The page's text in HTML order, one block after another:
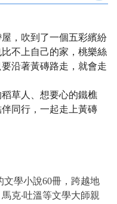
，吹到了一個五彩繽紛
不上自己的家，桃樂絲
沿著黃磚路走，就會走
草人、想要心的鐵樵
同行，一起走上黃磚
文學小說60冊，跨越地
克‧吐溫等文學大師親